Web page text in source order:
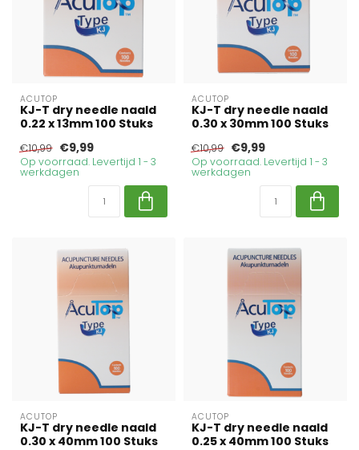
ACUTOP
KJ-T dry needle naald
0.22 x 13mm 100 Stuks
€10,99 €9,99
Op voorraad. Levertijd 1 - 3
werkdagen
ACUTOP
KJ-T dry needle naald
0.30 x 30mm 100 Stuks
€10,99 €9,99
Op voorraad. Levertijd 1 - 3
werkdagen
ACUTOP
KJ-T dry needle naald
0.30 x 40mm 100 Stuks
ACUTOP
KJ-T dry needle naald
0.25 x 40mm 100 Stuks